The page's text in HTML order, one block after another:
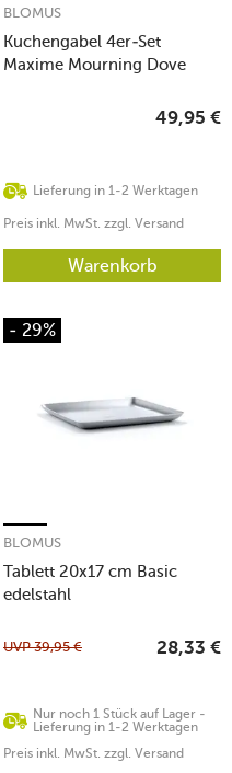
Kuchengabel 4er-Set
Maxime Mourning Dove
BLOMUS
Lieferung in 1-2 Werktagen
49,95 €
Preis inkl. MwSt. zzgl. Versand
Warenkorb
- 29%
Tablett 20x17 cm Basic
edelstahl
BLOMUS
Nur noch 1 Stück auf Lager -
Lieferung in 1-2 Werktagen
UVP39,95 € 28,33 €
Preis inkl. MwSt. zzgl. Versand